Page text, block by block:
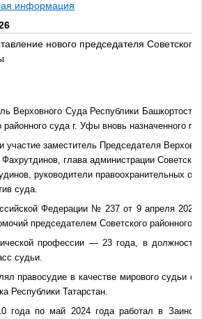
информация
нового председателя Советского
Верховного Суда Республики
районного суда г. Уфы вновь назначенного
участие заместитель Председателя
глава администрации
руководители правоохранительных
суда.
Федерации № 237 от 9 апреля 2026
председателем Советского районного
профессии — 23 года, в
судьи.
правосудие в качестве мирового судьи
Республики Татарстан.
года по май 2024 года работал в